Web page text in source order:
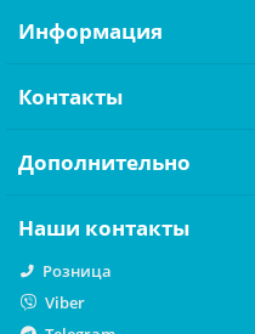
Информация
Контакты
Дополнительно
Наши контакты
Розница
Viber